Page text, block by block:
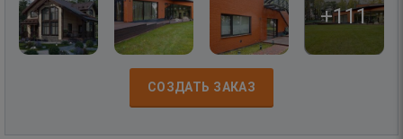
+111
СОЗДАТЬ ЗАКАЗ